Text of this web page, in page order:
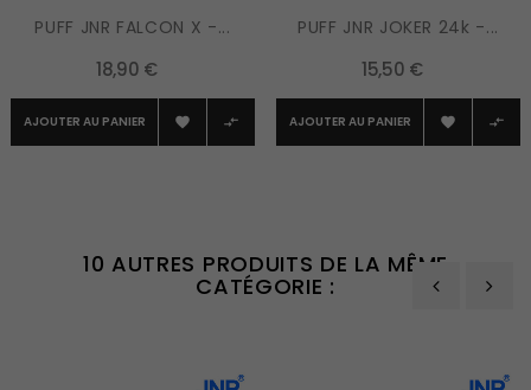
PUFF JNR FALCON X -...
18,90 €
AJOUTER AU PANIER  
PUFF JNR JOKER 24k -...
15,50 €
AJOUTER AU PANIER  
10 AUTRES PRODUITS DE LA MÊME
CATÉGORIE :